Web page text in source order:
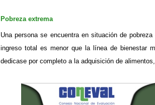
Pobreza extrema
Una persona se encuentra en situación de
ingreso total es menor que la línea de bienestar
dedicase por completo a la adquisición de